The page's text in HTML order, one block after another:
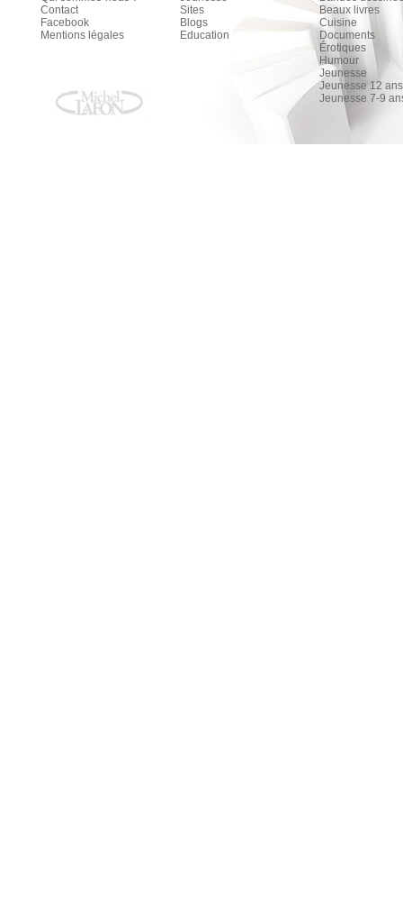
Contact
Facebook
Mentions légales
Sites
Blogs
Education
Beaux livres
Cuisine
Documents
Érotiques
Humour
Jeunesse
Jeunesse 12
Jeunesse 7-9